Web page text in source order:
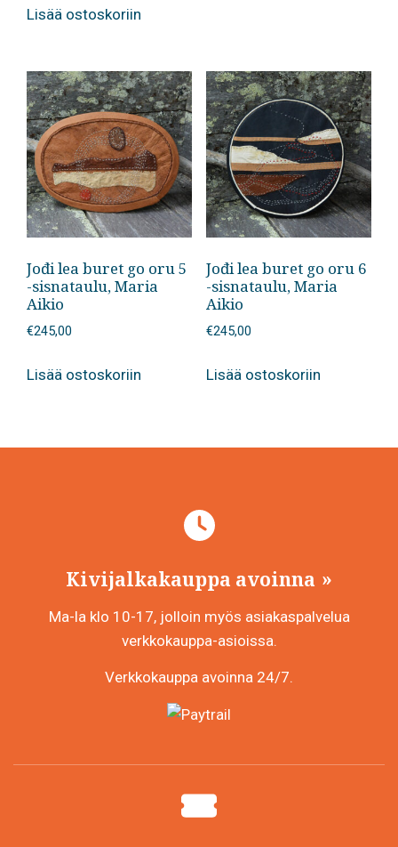
Lisää ostoskoriin
Jođi lea buret go oru 5
-sisnataulu, Maria
Aikio
€245,00
Lisää ostoskoriin
Jođi lea buret go oru 6
-sisnataulu, Maria
Aikio
€245,00
Lisää ostoskoriin
Kivijalkakauppa avoinna
Ma-la klo 10-17, jolloin myös asiakaspalvelua
verkkokauppa-asioissa.
Verkkokauppa avoinna 24/7.